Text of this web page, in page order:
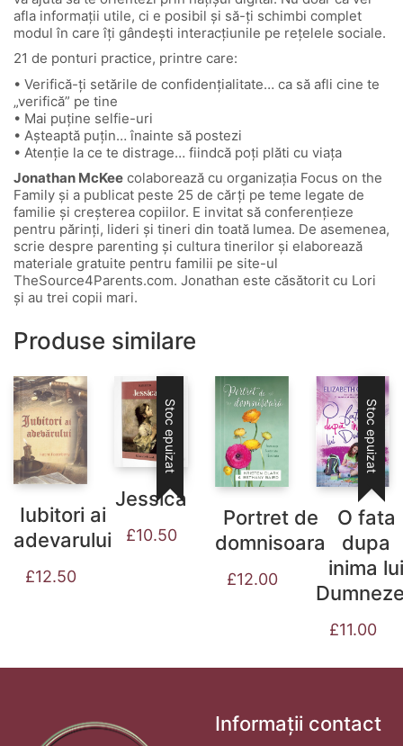
afla informații utile, ci e posibil și să-ți schimbi complet
modul în care îți gândești interacțiunile pe rețelele sociale.
21 de ponturi practice, printre care:
• Verifică-ți setările de confidențialitate… ca să afli cine te
„verifică” pe tine
• Mai puține selfie-uri
• Așteaptă puțin… înainte să postezi
• Atenție la ce te distrage… fiindcă poți plăti cu viața
Jonathan McKee colaborează cu organizația Focus on the
Family și a publicat peste 25 de cărți pe teme legate de
familie și creșterea copiilor. E invitat să conferențieze
pentru părinți, lideri și tineri din toată lumea. De asemenea,
scrie despre parenting și cultura tinerilor și elaborează
materiale gratuite pentru familii pe site-ul
TheSource4Parents.com. Jonathan este căsătorit cu Lori
și au trei copii mari.
Produse similare
Iubitori ai
adevarului
£12.50
Stoc epuizat
Jessica
£10.50
Portret de
domnisoara
£12.00
Stoc epuizat
O fata
dupa
inima lui
£11.00
Informații contact